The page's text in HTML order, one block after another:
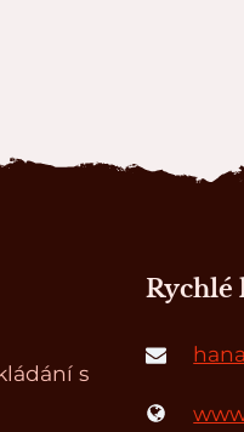
s
Rychlé